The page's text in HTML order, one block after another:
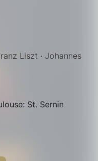
Liszt · Johannes
St. Sernin